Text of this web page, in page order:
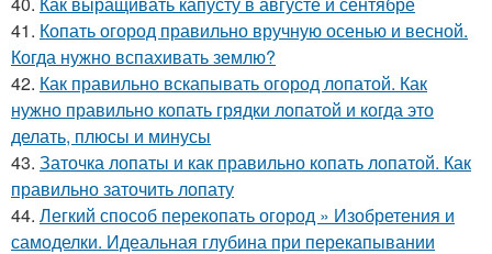
41. Копать огород правильно вручную осенью и весной.
Когда нужно вспахивать землю?
42. Как правильно вскапывать огород лопатой. Как
нужно правильно копать грядки лопатой и когда это
делать, плюсы и минусы
43. Заточка лопаты и как правильно копать лопатой. Как
правильно заточить лопату
44. Легкий способ перекопать огород » Изобретения и
самоделки. Идеальная глубина при перекапывании